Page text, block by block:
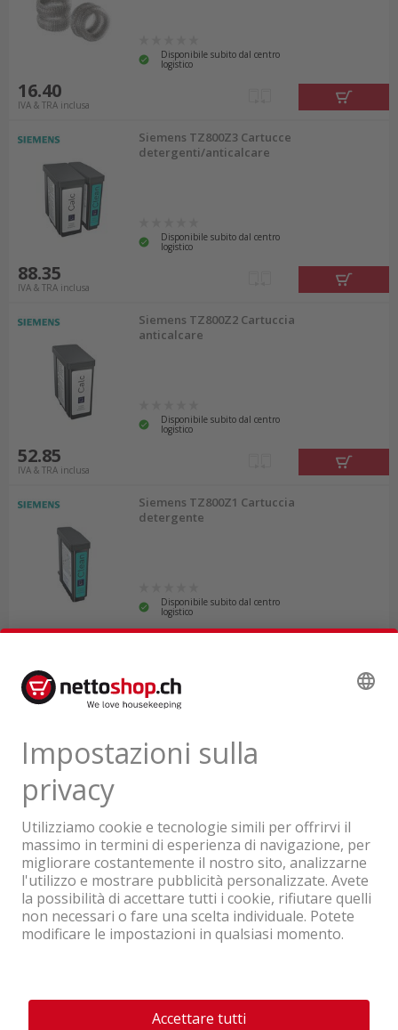
Disponibile subito dal centro
logistico
16.40
IVA & TRA inclusa
Siemens TZ800Z3 Cartucce
detergenti/anticalcare
Disponibile subito dal centro
logistico
88.35
IVA & TRA inclusa
Siemens TZ800Z2 Cartuccia
anticalcare
Disponibile subito dal centro
logistico
52.85
IVA & TRA inclusa
Siemens TZ800Z1 Cartuccia
detergente
Disponibile subito dal centro
logistico
45.60
Un'azienda del Gruppo Coop